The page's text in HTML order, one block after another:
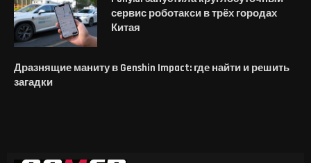
сервис роботакси в трёх городах
Китая
Дразнящие маниту в Genshin Impact: где найти и решить
загадки